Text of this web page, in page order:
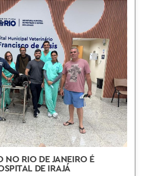
NO RIO DE JANEIRO É
DE IRAJÁ